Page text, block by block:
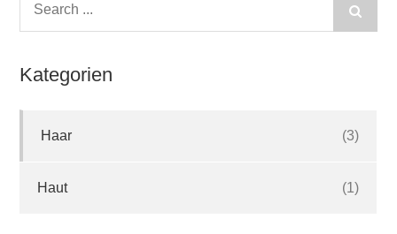
Kategorien
Haar (3)
Haut (1)